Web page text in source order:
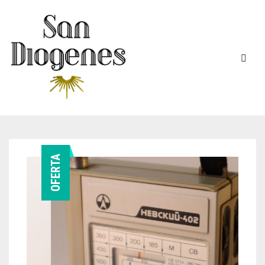
FIGURAS-ADORNOS-CHICHES
OFERTA